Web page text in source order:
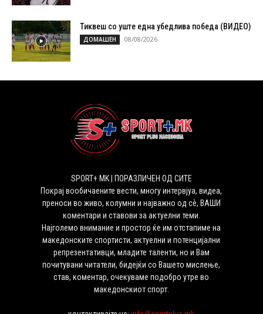
Тиквеш со уште една убедлива победа (ВИДЕО)
ДОМАШЕН 08/08/2026
SPORT+ MK | ПОРАЗЛИЧЕН ОД СИТЕ
Покрај вообичаените вести, многу интервјуа, видеа,
преноси во живо, колумни и најважно од сѐ, ВАШИ
коментари и ставови за актуелни теми.
Најголемо внимание и простор ќе им отстапиме на
македонските спортисти, актуелни и потенцијални
репрезентативци, младите таленти, но и Вам
почитувани читатели, бидејќи со Вашето мислење,
став, коментар, очекуваме подобро утре во
македонскиот спорт.